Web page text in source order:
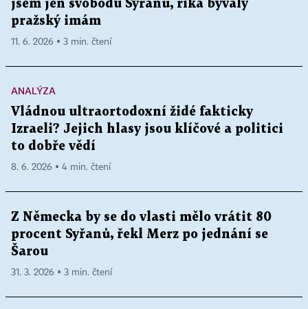
jsem jen svobodu Syřanů, říká bývalý
pražský imám
11. 6. 2026 ▪ 3 min. čtení
ANALÝZA
Vládnou ultraortodoxní židé fakticky
Izraeli? Jejich hlasy jsou klíčové a politici
to dobře vědí
8. 6. 2026 ▪ 4 min. čtení
Z Německa by se do vlasti mělo vrátit 80
procent Syřanů, řekl Merz po jednání se
Šarou
31. 3. 2026 ▪ 3 min. čtení